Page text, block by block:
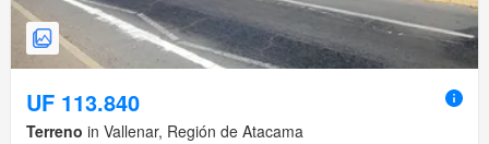
UF 113.840
Terreno in Vallenar, Región de Atacama